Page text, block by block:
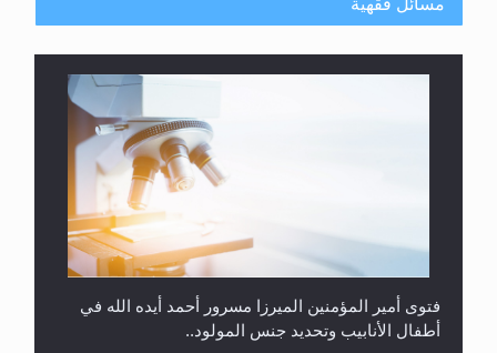
فتوى أمير المؤمنين الميرزا مسرور أحمد أيده الله في
أطفال الأنابيب وتحديد جنس المولود..